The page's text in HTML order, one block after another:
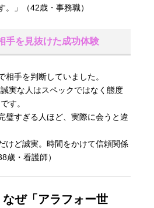
。」（42歳・事務職）
手を見抜けた成功体験
相手を判断していました。
実な人はスペックではなく態度
す。
璧すぎる人ほど、実際に会うと違
けど誠実。時間をかけて信頼関係
歳・看護師）
ぜ「アラフォー世